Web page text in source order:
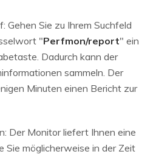
Gehen Sie zu Ihrem Suchfeld
"Perfmon/report" ein
Dadurch kann der
sammeln. Der
Minuten einen Bericht zur
Der Monitor liefert Ihnen eine
Sie möglicherweise in der Zeit